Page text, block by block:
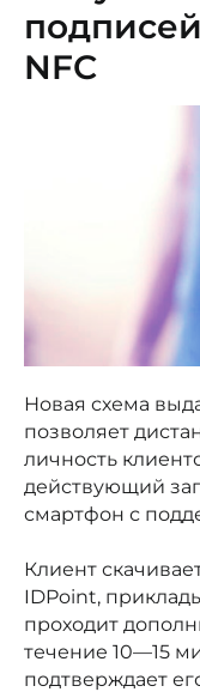
NFC
Новая схема
позволяет
личность
действующий
смартфон с
Клиент
IDPoint,
проходит
течение 10—15
подтверждает